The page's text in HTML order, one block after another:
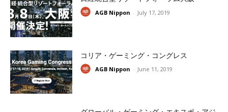
AGB Nippon - July 17, 2019
コリア・ゲーミング・コングレス
AGB Nippon - June 11, 2019